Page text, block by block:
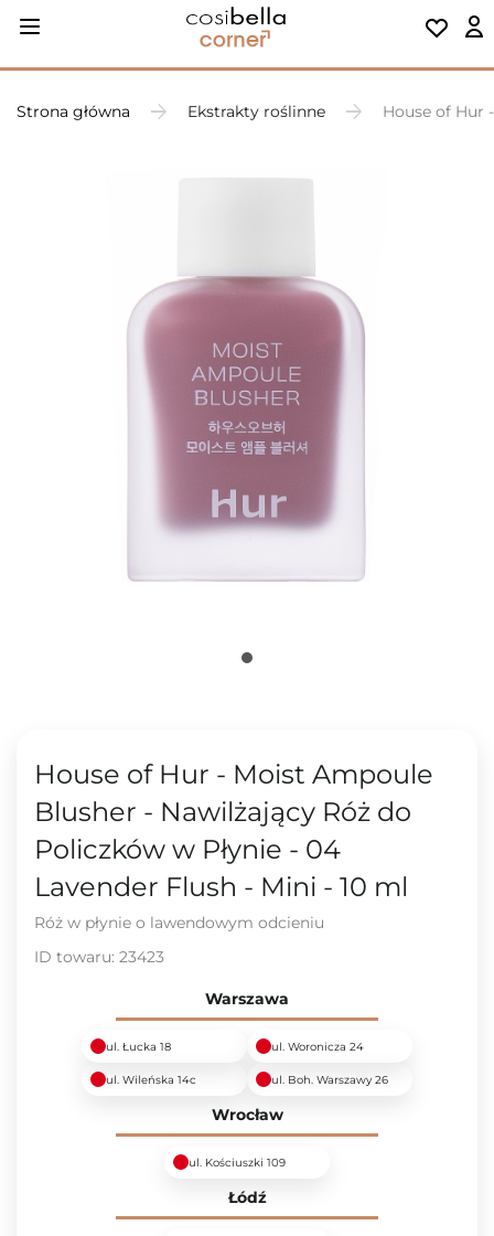
Strona główna Ekstrakty roślinne House of Hur
House of Hur - Moist Ampoule
Blusher - Nawilżający Róż do
Policzków w Płynie - 04
Lavender Flush - Mini - 10 ml
Róż w płynie o lawendowym odcieniu
ID towaru: 23423
Warszawa
ul. Łucka 18 ul. Woronicza 24
ul. Wileńska 14c ul. Boh. Warszawy 26
Wrocław
ul. Kościuszki 109
Łódź